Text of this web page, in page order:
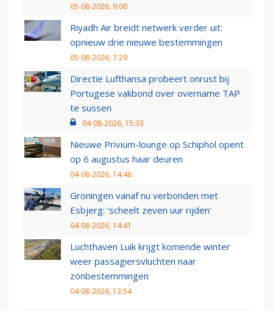
05-08-2026, 9:00
Riyadh Air breidt netwerk verder uit:
opnieuw drie nieuwe bestemmingen
05-08-2026, 7:29
Directie Lufthansa probeert onrust bij
Portugese vakbond over overname TAP
te sussen
04-08-2026, 15:33
Nieuwe Privium-lounge op Schiphol opent
op 6 augustus haar deuren
04-08-2026, 14:46
Groningen vanaf nu verbonden met
Esbjerg: 'scheelt zeven uur rijden'
04-08-2026, 14:41
Luchthaven Luik krijgt komende winter
weer passagiersvluchten naar
zonbestemmingen
04-08-2026, 13:54